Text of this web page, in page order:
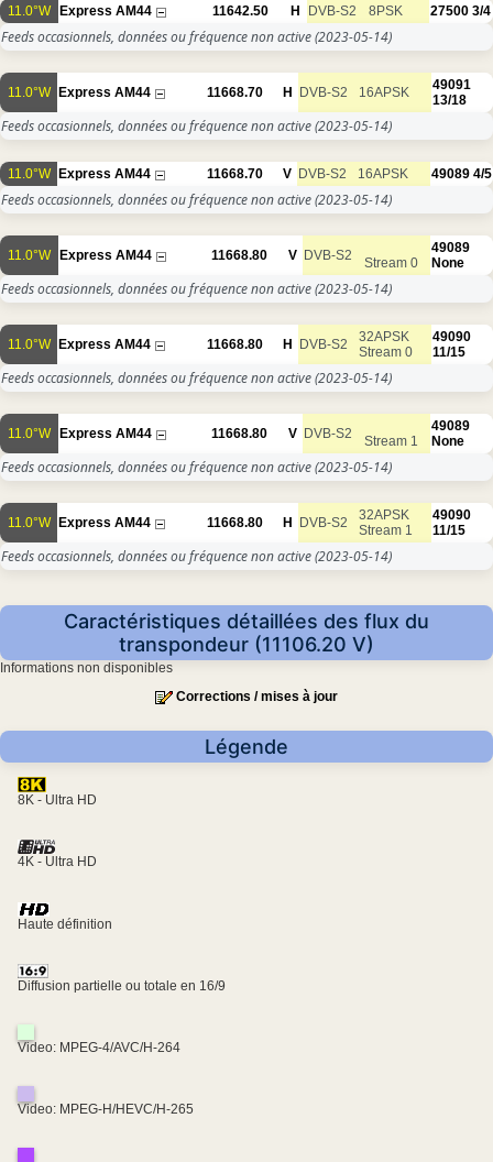
11.0°W Express AM44 11642.50 H DVB-S2 8PSK 27500 3/4
Feeds occasionnels, données ou fréquence non active(2023-05-14)
11.0°W Express AM44 11668.70 H DVB-S2 16APSK
49091
13/18
Feeds occasionnels, données ou fréquence non active(2023-05-14)
11.0°W Express AM44 11668.70 V DVB-S2 16APSK 49089 4/5
Feeds occasionnels, données ou fréquence non active(2023-05-14)
11.0°W Express AM44 11668.80 V DVB-S2 Stream 0
49089
None
Feeds occasionnels, données ou fréquence non active(2023-05-14)
11.0°W Express AM44 11668.80 H DVB-S2
32APSK
Stream 0
49090
11/15
Feeds occasionnels, données ou fréquence non active(2023-05-14)
11.0°W Express AM44 11668.80 V DVB-S2 Stream 1
49089
None
Feeds occasionnels, données ou fréquence non active(2023-05-14)
11.0°W Express AM44 11668.80 H DVB-S2
32APSK
Stream 1
49090
11/15
Feeds occasionnels, données ou fréquence non active(2023-05-14)
Caractéristiques détaillées des flux du
transpondeur (11106.20 V)
Informations non disponibles
Corrections / mises à jour
Légende
8K - Ultra HD
4K - Ultra HD
Haute définition
Diffusion partielle ou totale en 16/9
Video: MPEG-4/AVC/H-264
Video: MPEG-H/HEVC/H-265